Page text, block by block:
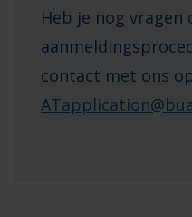
Heb je nog vragen
contact met ons